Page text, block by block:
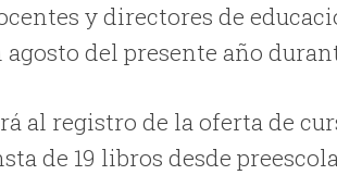
y directores de
del presente año
al registro de la oferta de
de 19 libros desde